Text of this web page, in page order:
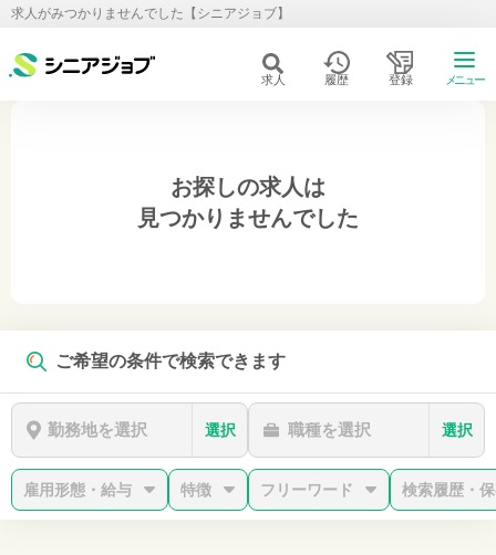
求人がみつかりませんでした【シニアジョブ】
求人 履歴 登録 メニュー
お探しの求人は
見つかりませんでした
ご希望の条件で検索できます
勤務地を選択 選択 職種を選択 選択
雇用形態・給与 特徴 フリーワード 検索履歴・